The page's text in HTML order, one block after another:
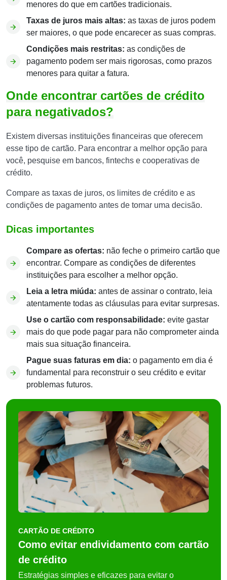
menores do que em cartões tradicionais.
Taxas de juros mais altas: as taxas de juros podem
ser maiores, o que pode encarecer as suas compras.
Condições mais restritas: as condições de
pagamento podem ser mais rigorosas, como prazos
menores para quitar a fatura.
Onde encontrar cartões de crédito
para negativados?
Existem diversas instituições financeiras que oferecem
esse tipo de cartão. Para encontrar a melhor opção para
você, pesquise em bancos, fintechs e cooperativas de
crédito.
Compare as taxas de juros, os limites de crédito e as
condições de pagamento antes de tomar uma decisão.
Dicas importantes
Compare as ofertas: não feche o primeiro cartão que
encontrar. Compare as condições de diferentes
instituições para escolher a melhor opção.
Leia a letra miúda: antes de assinar o contrato, leia
atentamente todas as cláusulas para evitar surpresas.
Use o cartão com responsabilidade: evite gastar
mais do que pode pagar para não comprometer ainda
mais sua situação financeira.
Pague suas faturas em dia: o pagamento em dia é
fundamental para reconstruir o seu crédito e evitar
problemas futuros.
CARTÃO DE CRÉDITO
Como evitar endividamento com cartão
de crédito
Estratégias simples e eficazes para evitar o